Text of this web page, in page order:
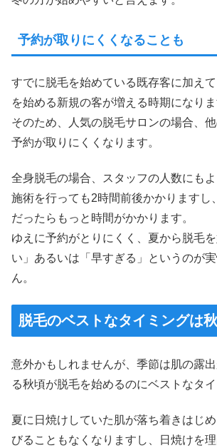
予約が取りにくくなることも
すでに脱毛を始めている既存客に加え
を始める新規の客が増える時期になりま
そのため、人気の脱毛サロンの場合、
予約が取りにくくなります。
全身脱毛の場合、スタッフの人数にも
施術を行っても2時間前後かかりますし
だったらもっと時間がかかります。
ゆえに予約がとりにくく、夏から脱毛
い」あるいは「早すぎる」というのが
ん。
脱毛のベストなタイミングは秋
意外かもしれませんが、季節は肌の露
る秋頃が脱毛を始めるのにベストなタイ
夏に日焼けしていた肌が落ち着きはじ
びることもなくなりますし、日焼けを